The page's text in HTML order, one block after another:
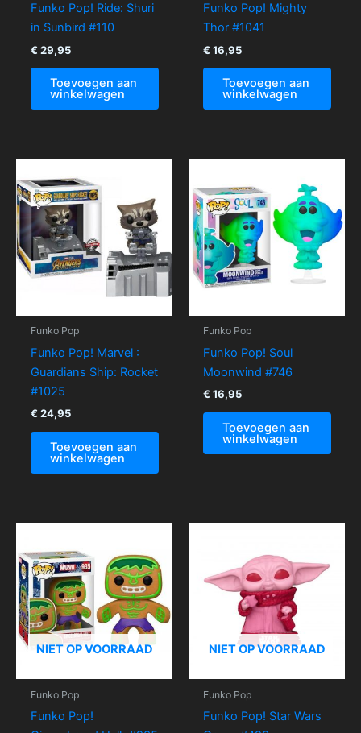
Funko Pop! Ride: Shuri
in Sunbird #110
€ 29,95
Toevoegen aan
winkelwagen
Funko Pop! Mighty
Thor #1041
€ 16,95
Toevoegen aan
winkelwagen
Funko Pop
Funko Pop! Marvel :
Guardians Ship: Rocket
#1025
€ 24,95
Toevoegen aan
winkelwagen
Funko Pop
Funko Pop! Soul
Moonwind #746
€ 16,95
Toevoegen aan
winkelwagen
NIET OP VOORRAAD
Funko Pop
Funko Pop!
NIET OP VOORRAAD
Funko Pop
Funko Pop! Star Wars